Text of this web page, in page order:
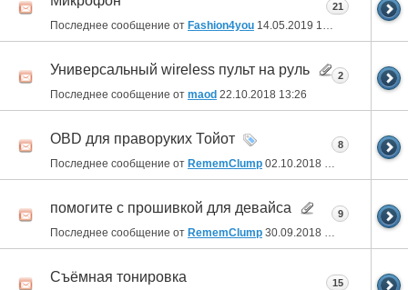
Последнее сообщение от Fashion4you 14.05.2019 17:16
21
Универсальный wireless пульт на руль
Последнее сообщение от maod 22.10.2018 13:26
2
OBD для праворуких Тойот
Последнее сообщение от RememClump 02.10.2018 05:39
8
помогите с прошивкой для девайса
Последнее сообщение от RememClump 30.09.2018 13:21
9
Съёмная тонировка 15